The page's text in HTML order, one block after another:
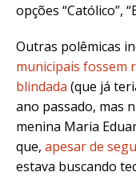
opções “Católico”,
Outras polêmicas
municipais fossem
blindada (que já
ano passado, mas
menina Maria
que, apesar de
estava buscando